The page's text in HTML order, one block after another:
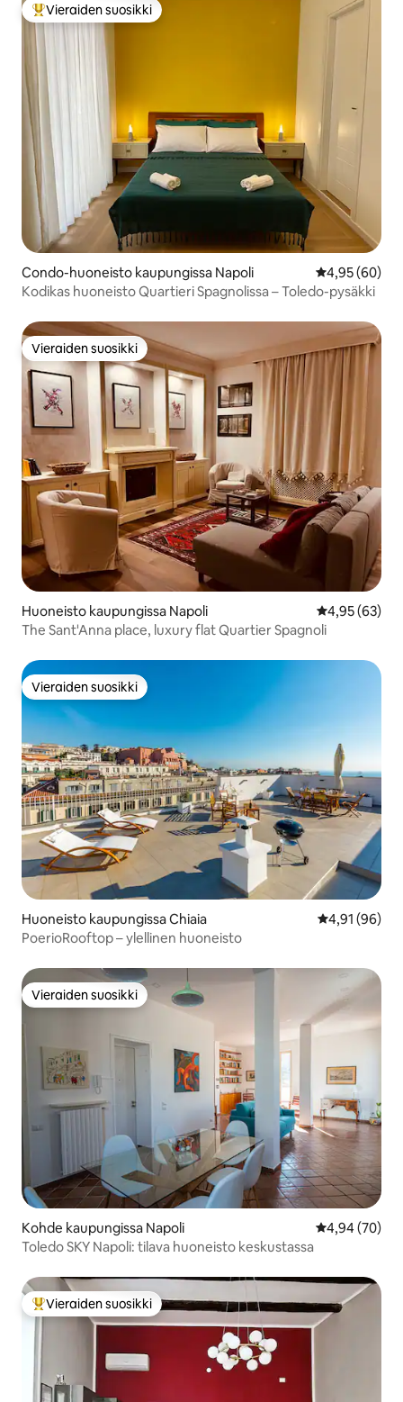
Vieraiden suosikkien parhaimmistoa
Vieraiden suosikki
Condo-huoneisto kaupungissa Napoli
4,95 (60)
Kodikas huoneisto Quartieri Spagnolissa – Toledo-pysäkki
Vieraiden suosikki
Vieraiden suosikki
Huoneisto kaupungissa Napoli
4,95 (63)
The Sant'Anna place, luxury flat Quartier Spagnoli
Vieraiden suosikki
Vieraiden suosikki
Huoneisto kaupungissa Chiaia
4,91 (96)
PoerioRooftop – ylellinen huoneisto
Vieraiden suosikki
Vieraiden suosikki
Kohde kaupungissa Napoli
4,94 (70)
Toledo SKY Napoli: tilava huoneisto keskustassa
Vieraiden suosikkien parhaimmistoa
Vieraiden suosikki